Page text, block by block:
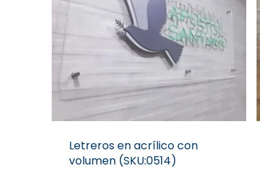
Letreros en acrílico con
volumen (SKU:0514)